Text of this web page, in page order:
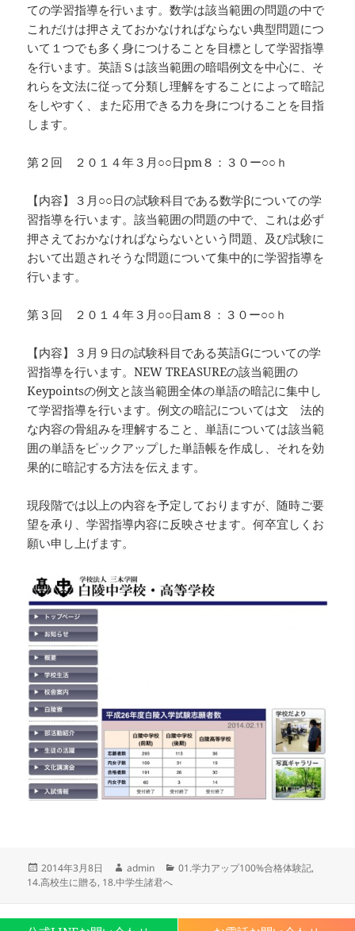
ての学習指導を行います。数学は該当範囲の問題の中で
これだけは押さえておかなければならない典型問題につ
いて１つでも多く身につけることを目標として学習指導
を行います。英語Ｓは該当範囲の暗唱例文を中心に、そ
れらを文法に従って分類し理解をすることによって暗記
をしやすく、また応用できる力を身につけることを目指
します。
第２回 ２０１４年３月○○日pm８：３０ー○○ｈ
【内容】３月○○日の試験科目である数学βについての学
習指導を行います。該当範囲の問題の中で、これは必ず
押さえておかなければならないという問題、及び試験に
おいて出題されそうな問題について集中的に学習指導を
行います。
第３回 ２０１４年３月○○日am８：３０ー○○ｈ
【内容】３月９日の試験科目である英語Gについての学
習指導を行います。NEW TREASUREの該当範囲の
Keypointsの例文と該当範囲全体の単語の暗記に集中し
て学習指導を行います。例文の暗記については文 法的
な内容の骨組みを理解すること、単語については該当範
囲の単語をピックアップした単語帳を作成し、それを効
果的に暗記する方法を伝えます。
現段階では以上の内容を予定しておりますが、随時ご要
望を承り、学習指導内容に反映させます。何卒宜しくお
願い申し上げます。
投
稿
2014年3月8日
作
成
admin
カ
01.学力アップ100%合格体験記,
14.高校生に贈る, 18.中学生諸君へ
Proudly powered by WordPress